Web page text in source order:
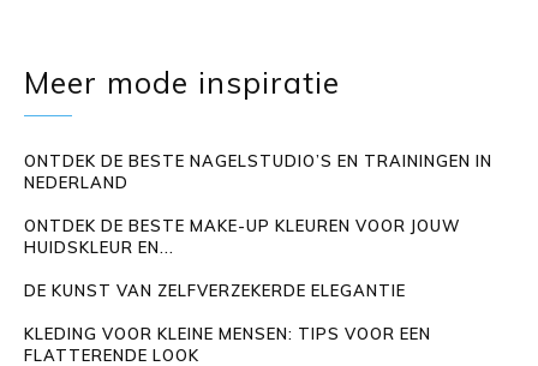
Meer mode inspiratie
ONTDEK DE BESTE NAGELSTUDIO’S EN TRAININGEN IN
NEDERLAND
ONTDEK DE BESTE MAKE-UP KLEUREN VOOR JOUW
HUIDSKLEUR EN...
DE KUNST VAN ZELFVERZEKERDE ELEGANTIE
KLEDING VOOR KLEINE MENSEN: TIPS VOOR EEN
FLATTERENDE LOOK